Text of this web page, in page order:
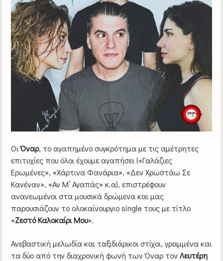
ΟιΌναρ, το αγαπημένο συγκρότημα με τις αμέτρητες
επιτυχίες που όλοι έχουμε αγαπήσει («Γαλάζιες
Ερωμένες», «Χάρτινα Φανάρια», «Δεν Χρωστάω Σε
Κανέναν», «Αν Μ’ Αγαπάς» κ.α), επιστρέφουν
ανανεωμένοι στα μουσικά δρώμενα και μας
παρουσιάζουν το ολοκαίνουργιο single τους με τίτλο
«Ζεστό Καλοκαίρι Μου».
Ανεβαστική μελωδία και ταξιδιάρικοι στίχοι, γραμμένα και
τα δύο από την διαχρονική φωνή των Όναρ τονΛευτέρη